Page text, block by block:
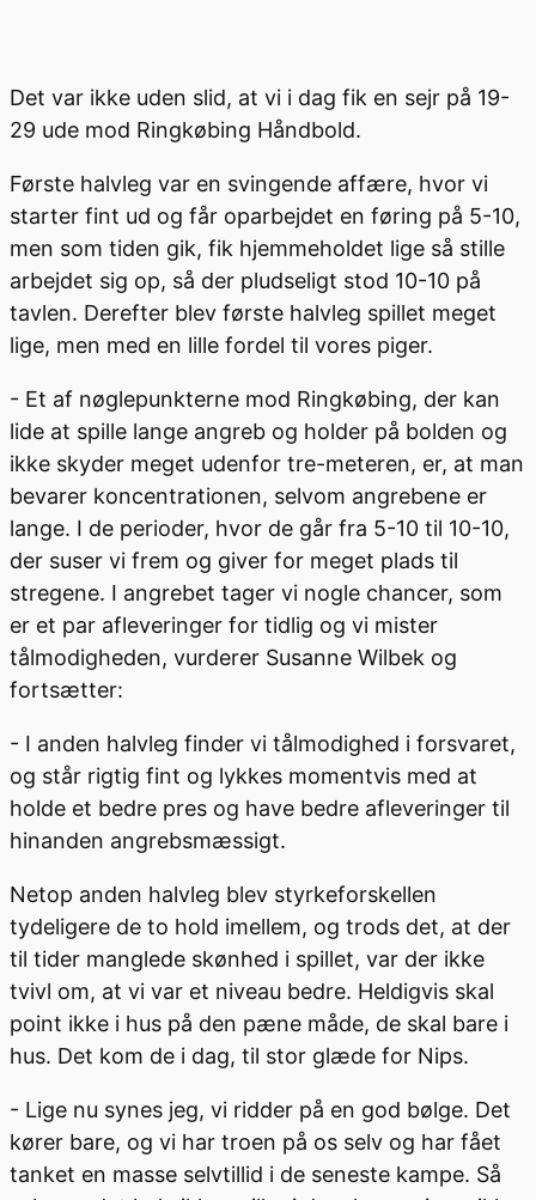
Det var ikke uden slid, at vi i dag fik en sejr på 19-
29 ude mod Ringkøbing Håndbold.
Første halvleg var en svingende affære, hvor vi
starter fint ud og får oparbejdet en føring på 5-10,
men som tiden gik, fik hjemmeholdet lige så stille
arbejdet sig op, så der pludseligt stod 10-10 på
tavlen. Derefter blev første halvleg spillet meget
lige, men med en lille fordel til vores piger.
- Et af nøglepunkterne mod Ringkøbing, der kan
lide at spille lange angreb og holder på bolden og
ikke skyder meget udenfor tre-meteren, er, at man
bevarer koncentrationen, selvom angrebene er
lange. I de perioder, hvor de går fra 5-10 til 10-10,
der suser vi frem og giver for meget plads til
stregene. I angrebet tager vi nogle chancer, som
er et par afleveringer for tidlig og vi mister
tålmodigheden, vurderer Susanne Wilbek og
fortsætter:
- I anden halvleg finder vi tålmodighed i forsvaret,
og står rigtig fint og lykkes momentvis med at
holde et bedre pres og have bedre afleveringer til
hinanden angrebsmæssigt.
Netop anden halvleg blev styrkeforskellen
tydeligere de to hold imellem, og trods det, at der
til tider manglede skønhed i spillet, var der ikke
tvivl om, at vi var et niveau bedre. Heldigvis skal
point ikke i hus på den pæne måde, de skal bare i
hus. Det kom de i dag, til stor glæde for Nips.
- Lige nu synes jeg, vi ridder på en god bølge. Det
kører bare, og vi har troen på os selv og har fået
tanket en masse selvtillid i de seneste kampe. Så